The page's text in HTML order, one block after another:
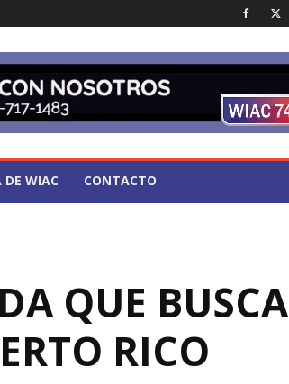
DE WIAC CONTACTO
QUE BUSCA
RICO